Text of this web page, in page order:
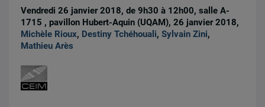
Vendredi 26 janvier 2018, de 9h30 à 12h00, salle A-
1715 , pavillon Hubert-Aquin (UQAM), 26 janvier 2018,
Michèle Rioux, Destiny Tchéhouali,Sylvain Zini,
Mathieu Arès